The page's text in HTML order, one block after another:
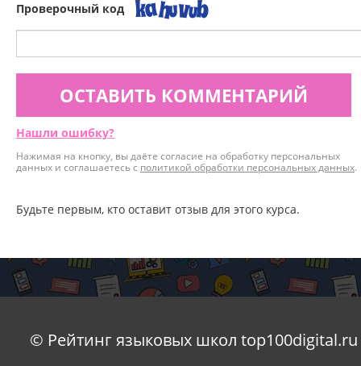
Проверочный код
ОСТАВИТЬ КОММЕНТАРИЙ
Нашли ошибку?
Нажимая на кнопку, вы даёте согласие на обработку персональных
данных и соглашаетесь с политикой обработки персональных данных.
Будьте первым, кто оставит отзыв для этого курса.
© Рейтинг языковых школ top100digital.ru